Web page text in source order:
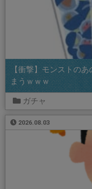
【衝撃】モンストの
まうｗｗｗ
ガチャ
2026.08.03